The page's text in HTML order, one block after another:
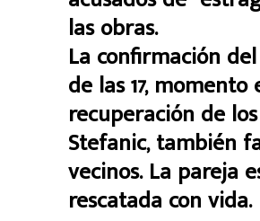
las obras.
La confirmación
de las 17,
recuperación de
Stefanic, también
vecinos. La pareja
rescatada con vida.